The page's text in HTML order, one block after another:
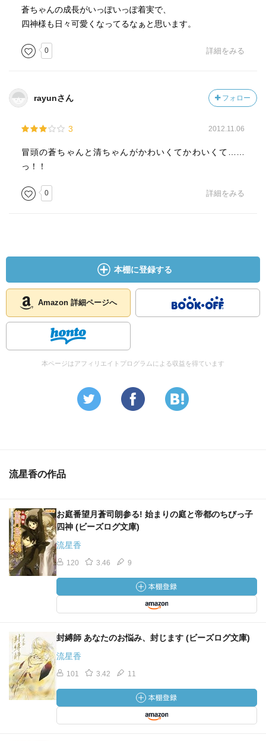
蒼ちゃんの成長がいっぽいっぽ着実で、
四神様も日々可愛くなってるなぁと思います。
0 詳細をみる
rayunさん フォロー
3 2012.11.06
冒頭の蒼ちゃんと清ちゃんがかわいくてかわいくて……
っ！！
0 詳細をみる
本棚に登録する
Amazon 詳細ページへ
本ページはアフィリエイトプログラムによる収益を得ています
流星香の作品
お庭番望月蒼司朗参る! 始まりの庭と帝都のちびっ子
四神 (ビーズログ文庫)
流星香
120 3.46 9
封縛師 あなたのお悩み、封じます (ビーズログ文庫)
流星香
101 3.42 11